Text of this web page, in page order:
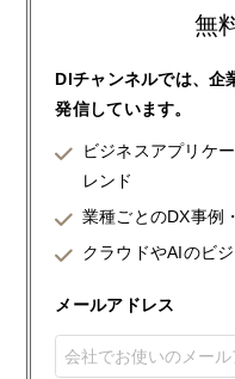
無
DIチャンネルでは、企
発信しています。
ビジネスアプリケ
レンド
業種ごとのDX事例
クラウドやAIのビ
メールアドレス